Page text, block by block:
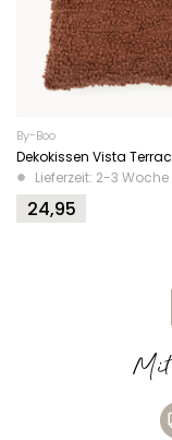
By-Boo
Dekokissen Vista
Lieferzeit: 2-3 Woche
24,95
Mit